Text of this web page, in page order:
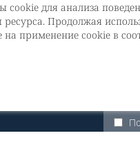
cookie для анализа
Продолжая
на применение cookie в